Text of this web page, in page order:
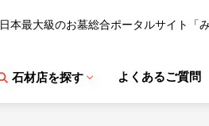
日本最大級のお墓総合ポータルサイト「
石材店を探す よくあるご質問